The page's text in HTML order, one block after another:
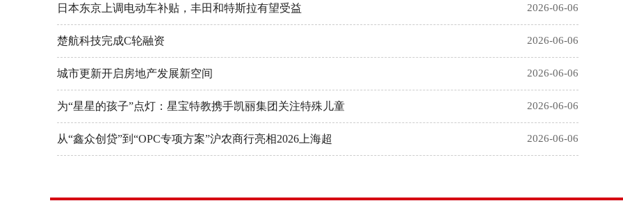
日本东京上调电动车补贴，丰田和特斯拉有望受益 2026-06-06
楚航科技完成C轮融资 2026-06-06
城市更新开启房地产发展新空间 2026-06-06
为“星星的孩子”点灯：星宝特教携手凯丽集团关注特殊儿童 2026-06-06
从“鑫众创贷”到“OPC专项方案”沪农商行亮相2026上海超 2026-06-06